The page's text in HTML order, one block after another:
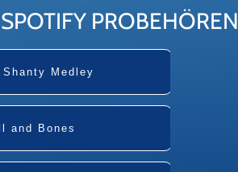
PROBEHÖREN
Shanty Medley
and Bones